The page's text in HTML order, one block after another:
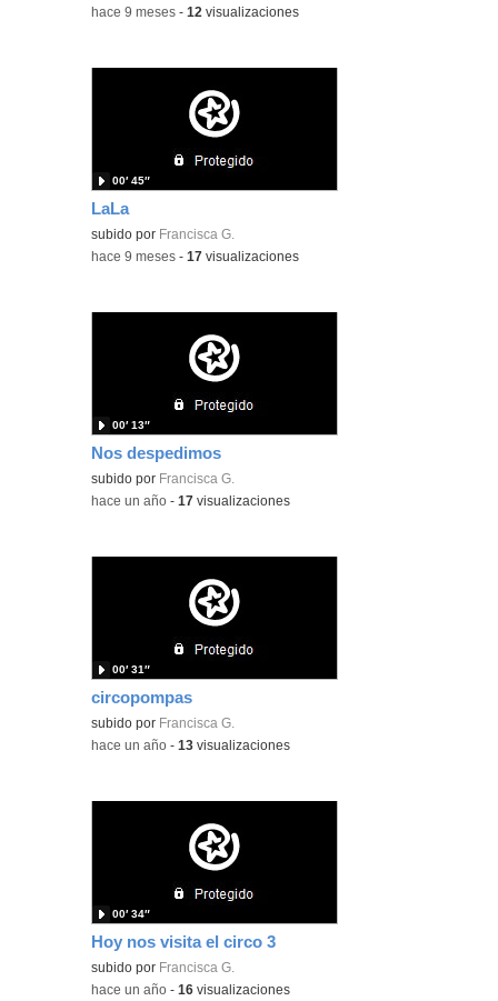
-hace 9 meses -12 visualizaciones
LaLa
subido por Francisca G.
00′ 45″
-hace 9 meses -17 visualizaciones
Nos despedimos
subido por Francisca G.
00′ 13″
-hace un año -17 visualizaciones
circopompas
subido por Francisca G.
00′ 31″
-hace un año -13 visualizaciones
Hoy nos visita el circo 3
subido por Francisca G.
00′ 34″
-hace un año -16 visualizaciones